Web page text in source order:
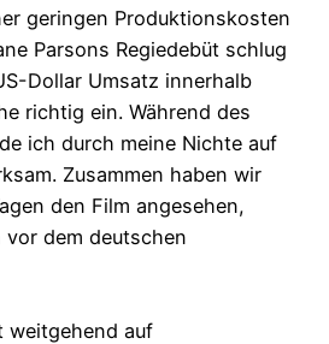
geringen Produktionskosten
Parsons Regiedebüt schlug
Dollar Umsatz innerhalb
richtig ein. Während des
ich durch meine Nichte auf
Zusammen haben wir
den Film angesehen,
dem deutschen
weitgehend auf